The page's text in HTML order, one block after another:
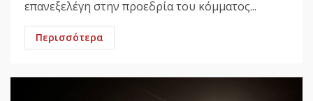
επανεξελέγη στην προεδρία του κόμματος...
Περισσότερα